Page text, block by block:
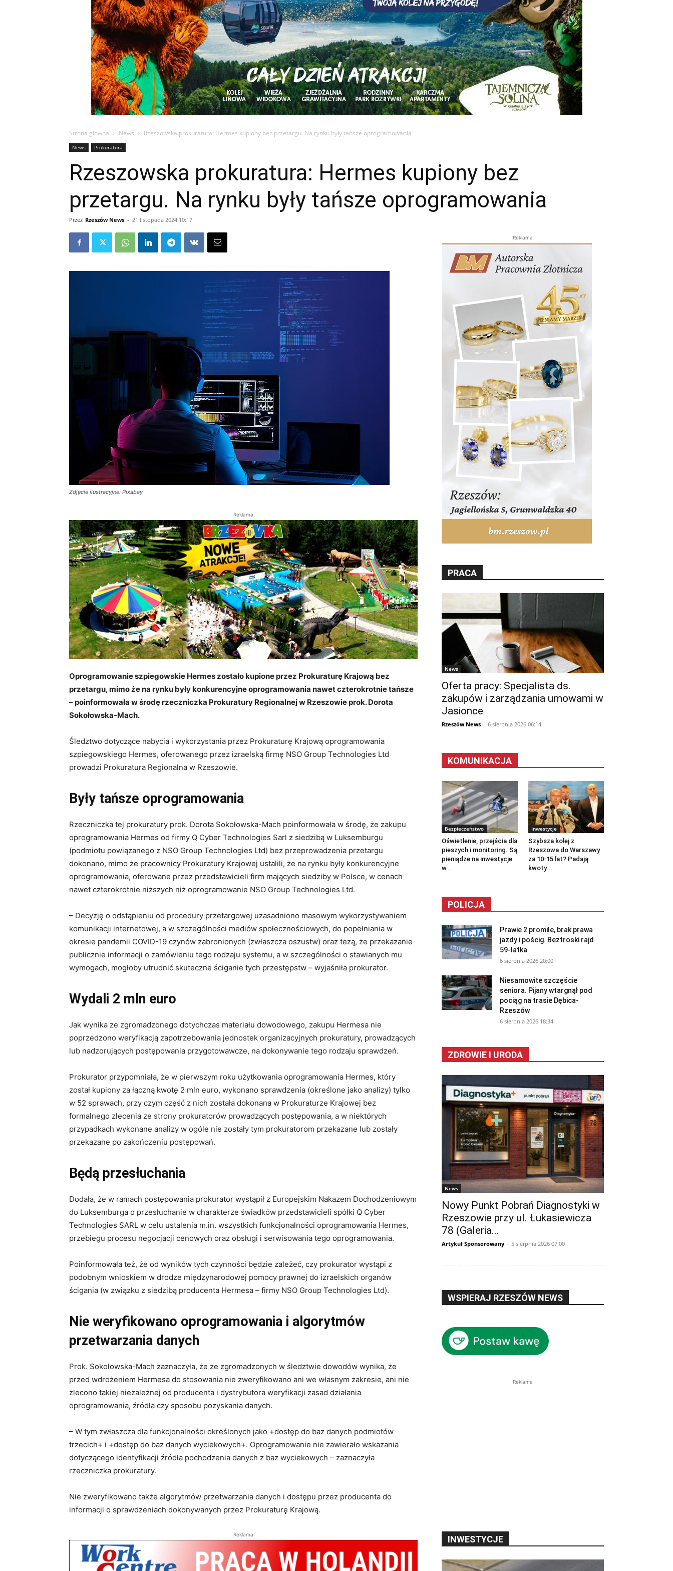
Strona główna News Rzeszowska prokuratura: Hermes kupiony bez przetargu. Na rynku były tańsze oprogramowania
News Prokuratura
Rzeszowska prokuratura: Hermes kupiony bez
przetargu. Na rynku były tańsze oprogramowania
Przez Rzeszów News - 21 listopada 2024 10:17
Zdjęcie ilustracyjne: Pixabay
Reklama
Oprogramowanie szpiegowskie Hermes zostało kupione przez Prokuraturę Krajową bez
przetargu, mimo że na rynku były konkurencyjne oprogramowania nawet czterokrotnie tańsze
– poinformowała w środę rzeczniczka Prokuratury Regionalnej w Rzeszowie prok. Dorota
Sokołowska-Mach.
Śledztwo dotyczące nabycia i wykorzystania przez Prokuraturę Krajową oprogramowania
szpiegowskiego Hermes, oferowanego przez izraelską firmę NSO Group Technologies Ltd
prowadzi Prokuratura Regionalna w Rzeszowie.
Były tańsze oprogramowania
Rzeczniczka tej prokuratury prok. Dorota Sokołowska-Mach poinformowała w środę, że zakupu
oprogramowania Hermes od firmy Q Cyber Technologies Sarl z siedzibą w Luksemburgu
(podmiotu powiązanego z NSO Group Technologies Ltd) bez przeprowadzenia przetargu
dokonano, mimo że pracownicy Prokuratury Krajowej ustalili, że na rynku były konkurencyjne
oprogramowania, oferowane przez przedstawicieli firm mających siedziby w Polsce, w cenach
nawet czterokrotnie niższych niż oprogramowanie NSO Group Technologies Ltd.
– Decyzję o odstąpieniu od procedury przetargowej uzasadniono masowym wykorzystywaniem
komunikacji internetowej, a w szczególności mediów społecznościowych, do popełniania w
okresie pandemii COVID-19 czynów zabronionych (zwłaszcza oszustw) oraz tezą, że przekazanie
publicznie informacji o zamówieniu tego rodzaju systemu, a w szczególności o stawianych mu
wymogach, mogłoby utrudnić skuteczne ściganie tych przestępstw – wyjaśniła prokurator.
Wydali 2 mln euro
Jak wynika ze zgromadzonego dotychczas materiału dowodowego, zakupu Hermesa nie
poprzedzono weryfikacją zapotrzebowania jednostek organizacyjnych prokuratury, prowadzących
lub nadzorujących postępowania przygotowawcze, na dokonywanie tego rodzaju sprawdzeń.
Prokurator przypomniała, że w pierwszym roku użytkowania oprogramowania Hermes, który
został kupiony za łączną kwotę 2 mln euro, wykonano sprawdzenia (określone jako analizy) tylko
w 52 sprawach, przy czym część z nich została dokonana w Prokuraturze Krajowej bez
formalnego zlecenia ze strony prokuratorów prowadzących postępowania, a w niektórych
przypadkach wykonane analizy w ogóle nie zostały tym prokuratorom przekazane lub zostały
przekazane po zakończeniu postępowań.
Będą przesłuchania
Dodała, że w ramach postępowania prokurator wystąpił z Europejskim Nakazem Dochodzeniowym
do Luksemburga o przesłuchanie w charakterze świadków przedstawicieli spółki Q Cyber
Technologies SARL w celu ustalenia m.in. wszystkich funkcjonalności oprogramowania Hermes,
przebiegu procesu negocjacji cenowych oraz obsługi i serwisowania tego oprogramowania.
Poinformowała też, że od wyników tych czynności będzie zależeć, czy prokurator wystąpi z
podobnym wnioskiem w drodze międzynarodowej pomocy prawnej do izraelskich organów
ścigania (w związku z siedzibą producenta Hermesa – firmy NSO Group Technologies Ltd).
Nie weryfikowano oprogramowania i algorytmów
przetwarzania danych
Prok. Sokołowska-Mach zaznaczyła, że ze zgromadzonych w śledztwie dowodów wynika, że
przed wdrożeniem Hermesa do stosowania nie zweryfikowano ani we własnym zakresie, ani nie
zlecono takiej niezależnej od producenta i dystrybutora weryfikacji zasad działania
oprogramowania, źródła czy sposobu pozyskania danych.
– W tym zwłaszcza dla funkcjonalności określonych jako +dostęp do baz danych podmiotów
trzecich+ i +dostęp do baz danych wyciekowych+. Oprogramowanie nie zawierało wskazania
dotyczącego identyfikacji źródła pochodzenia danych z baz wyciekowych – zaznaczyła
rzeczniczka prokuratury.
Nie zweryfikowano także algorytmów przetwarzania danych i dostępu przez producenta do
informacji o sprawdzeniach dokonywanych przez Prokuraturę Krajową.
Reklama
Reklama
PRACA
News
Oferta pracy: Specjalista ds.
zakupów i zarządzania umowami w
Jasionce
Rzeszów News - 6 sierpnia 2026 06:14
KOMUNIKACJA
Bezpieczeństwo
Oświetlenie, przejścia dla
pieszych i monitoring. Są
pieniądze na inwestycje
w...
Inwestycje
Szybsza kolej z
Rzeszowa do Warszawy
za 10-15 lat? Padają
kwoty...
POLICJA
Prawie 2 promile, brak prawa
jazdy i pościg. Beztroski rajd
59-latka
6 sierpnia 2026 20:00
Niesamowite szczęście
seniora. Pijany wtargnął pod
pociąg na trasie Dębica-
Rzeszów
6 sierpnia 2026 18:34
ZDROWIE I URODA
News
Nowy Punkt Pobrań Diagnostyki w
Rzeszowie przy ul. Łukasiewicza
78 (Galeria...
Artykuł Sponsorowany - 5 sierpnia 2026 07:00
WSPIERAJ RZESZÓW NEWS
Reklama
INWESTYCJE